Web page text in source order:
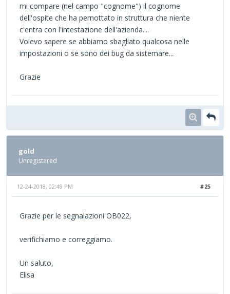
mi compare (nel campo "cognome") il cognome
dell'ospite che ha pernottato in struttura che niente
c'entra con l'intestazione dell'azienda....
Volevo sapere se abbiamo sbagliato qualcosa nelle
impostazioni o se sono dei bug da sistemare...
Grazie
gold
Unregistered
#25
12-24-2018, 02:49 PM
Grazie per le segnalazioni OB022,
verifichiamo e correggiamo.
Un saluto,
Elisa